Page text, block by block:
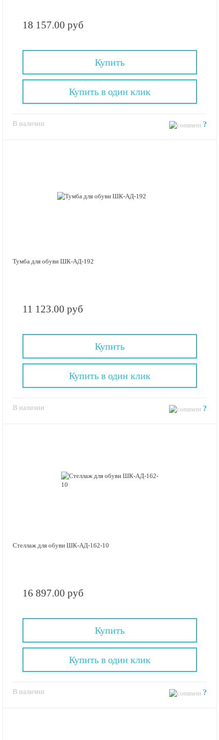
18 157.00 руб
Купить
В наличии ?
Купить в один клик
Тумба для обуви ШК-АД-192
11 123.00 руб
Купить
В наличии ?
Купить в один клик
Стеллаж для обуви ШК-АД-162-10
16 897.00 руб
Купить
В наличии ?
Купить в один клик